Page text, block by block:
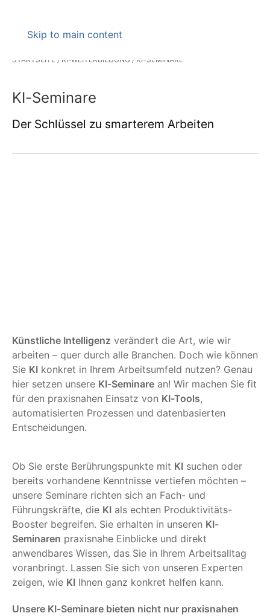
Skip to main content
STARTSEITE KI-WEITERBILDUNG KI-SEMINARE
KI-Seminare
Der Schlüssel zu smarterem Arbeiten
Künstliche Intelligenz verändert die Art, wie wir
arbeiten – quer durch alle Branchen. Doch wie können
Sie KI konkret in Ihrem Arbeitsumfeld nutzen? Genau
hier setzen unsere KI-Seminare an! Wir machen Sie fit
für den praxisnahen Einsatz von KI-Tools,
automatisierten Prozessen und datenbasierten
Entscheidungen.
Ob Sie erste Berührungspunkte mit KI suchen oder
bereits vorhandene Kenntnisse vertiefen möchten –
unsere Seminare richten sich an Fach- und
Führungskräfte, die KI als echten Produktivitäts-
Booster begreifen. Sie erhalten in unseren KI-
Seminaren praxisnahe Einblicke und direkt
anwendbares Wissen, das Sie in Ihrem Arbeitsalltag
voranbringt. Lassen Sie sich von unseren Experten
zeigen, wie KI Ihnen ganz konkret helfen kann.
Unsere KI-Seminare bieten nicht nur praxisnahen